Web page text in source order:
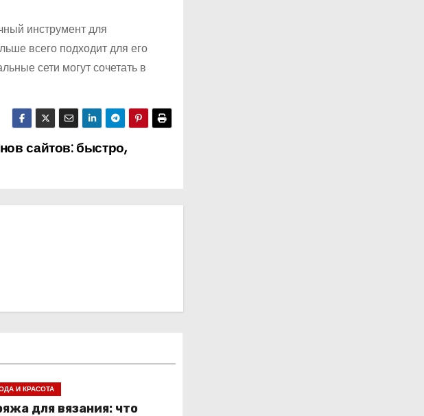
инструмент для
всего подходит для его
сети могут сочетать в
сайтов: быстро,
И КРАСОТА
для вязания: что